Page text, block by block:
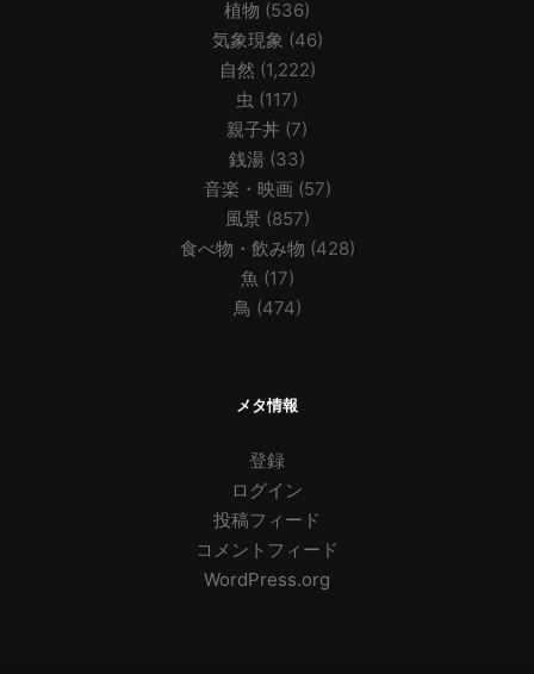
植物 (536)
気象現象 (46)
自然 (1,222)
虫 (117)
親子丼 (7)
銭湯 (33)
音楽・映画 (57)
風景(857)
食べ物・飲み物 (428)
魚 (17)
鳥 (474)
メタ情報
登録
ログイン
投稿フィード
コメントフィード
WordPress.org